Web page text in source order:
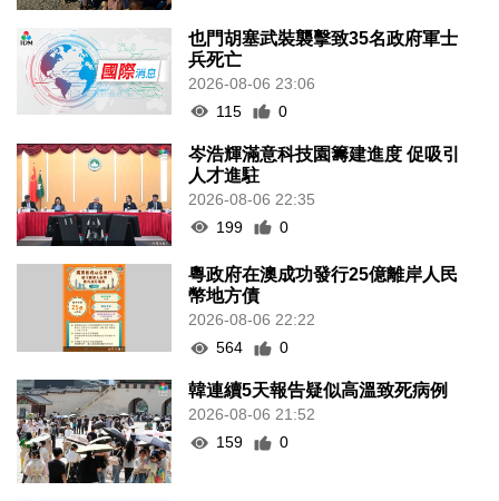
也門胡塞武裝襲擊致35名政府軍士
兵死亡
2026-08-06 23:06
115
0
岑浩輝滿意科技園籌建進度 促吸引
人才進駐
2026-08-06 22:35
199
0
粵政府在澳成功發行25億離岸人民
幣地方債
2026-08-06 22:22
564
0
韓連續5天報告疑似高溫致死病例
2026-08-06 21:52
159
0